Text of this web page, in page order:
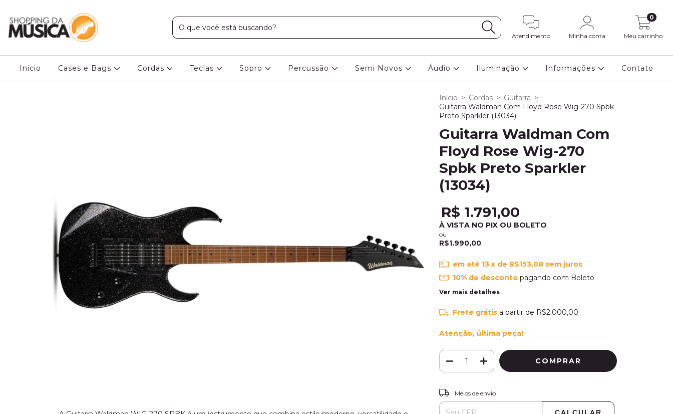
Atendimento Minha conta Meu carrinho
0
Início Cases e Bags Cordas Teclas Sopro Percussão Semi Novos Áudio Iluminação Informações Contato
Início > Cordas > Guitarra >
Guitarra Waldman Com Floyd Rose Wig-270 Spbk
Preto Sparkler (13034)
Guitarra Waldman Com
Floyd Rose Wig-270
Spbk Preto Sparkler
(13034)
R$ 1.791,00
À VISTA NO PIX OU BOLETO
ou
R$1.990,00
em até 13 x de R$153,08 sem juros
10% de descontopagando com Boleto
Ver mais detalhes
Frete grátis a partir de R$2.000,00
Atenção, última peça!
Entregas para o CEP:
Meios de envio